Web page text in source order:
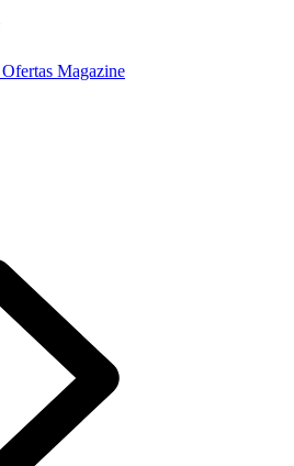
Ofertas Magazine